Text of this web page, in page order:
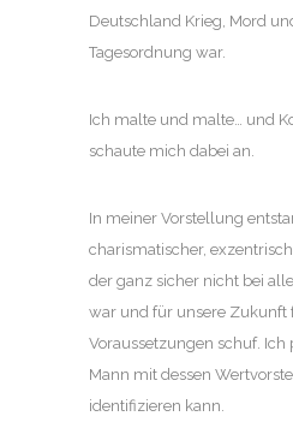
Deutschland Krieg, Mord
Tagesordnung war.
Ich malte und malte… und
schaute mich dabei an.
In meiner Vorstellung
charismatischer,
der ganz sicher nicht bei
war und für unsere Zukunft
Voraussetzungen schuf. Ich
Mann mit dessen
identifizieren kann.